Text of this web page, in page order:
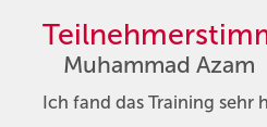
Muhammad Azam
Ich fand das Training sehr